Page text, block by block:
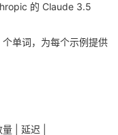
的 Claude 3.5
单词，为每个示例提供
| 延迟 |